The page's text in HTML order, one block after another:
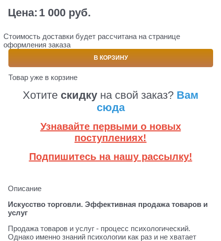
Цена: 1 000 руб.
Стоимость доставки будет рассчитана на странице
оформления заказа
В КОРЗИНУ
Товар уже в корзине
Хотите скидку на свой заказ? Вам
сюда
Узнавайте первыми о новых
поступлениях!
Подпишитесь на нашу рассылку!
Описание
Искусство торговли. Эффективная продажа товаров и
услуг
Продажа товаров и услуг - процесс психологический.
Однако именно знаний психологии как раз и не хватает